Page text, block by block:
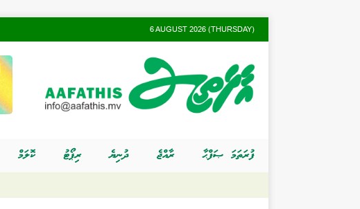
6 AUGUST 2026 (THURSDAY)
ފުރަތަމަ ޞަފްޙާ ރާއްޖެ ދުނިޔެ ރިޕޯޓު ކޮލަމް